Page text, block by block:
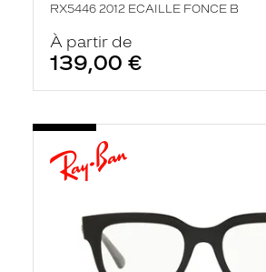
RX5446 2012 ECAILLE FONCE B
À partir de
139,00 €